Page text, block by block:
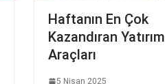
Haftanın En Çok
Kazandıran Yatırım
Araçları
5 Nisan 2025